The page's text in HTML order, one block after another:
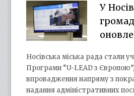
У
Носівська міська рада стали
Програми “U-LEAD з
впровадження напряму з
надання адміністративних